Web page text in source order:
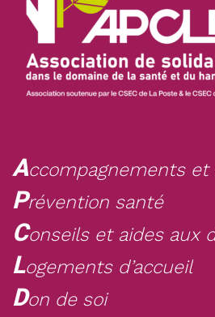
Accompagnements et
Prévention santé
Conseils et aides aux
Logements d’accueil
Don de soi